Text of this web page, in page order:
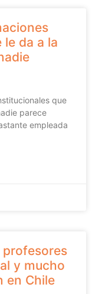
da a la
que
parece
empleada
profesores
y mucho
en Chile